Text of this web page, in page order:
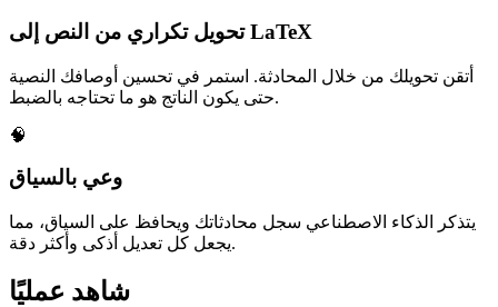
تحويل تكراري من النص إلى LaTeX
أتقن تحويلك من خلال المحادثة. استمر في تحسين أوصافك النصية
حتى يكون الناتج هو ما تحتاجه بالضبط.
🧠
وعي بالسياق
يتذكر الذكاء الاصطناعي سجل محادثاتك ويحافظ على السياق، مما
يجعل كل تعديل أذكى وأكثر دقة.
شاهد عمليًا